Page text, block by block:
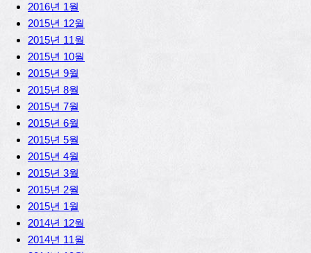
2016년 1월
2015년 12월
2015년 11월
2015년 10월
2015년 9월
2015년 8월
2015년 7월
2015년 6월
2015년 5월
2015년 4월
2015년 3월
2015년 2월
2015년 1월
2014년 12월
2014년 11월